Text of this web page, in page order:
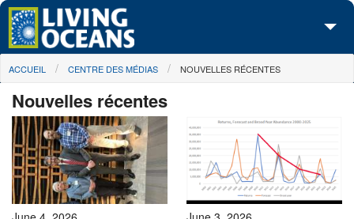
Skip to main content
À propos de nous
Nos campagnes
Centre des Médias
Les Cartes
Passez à l'action
You are here
ACCUEIL CENTRE DES MÉDIAS NOUVELLES RÉCENTES
Nouvelles récentes